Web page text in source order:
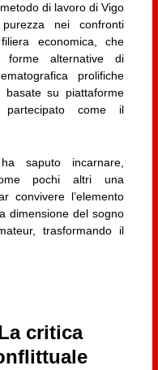
di lavoro di Vigo
nei confronti
economica, che
forme alternative di
prolifiche
basate su piattaforme
partecipato come il
saputo incarnare,
pochi altri una
convivere l’elemento
dimensione del sogno
trasformando il
critica